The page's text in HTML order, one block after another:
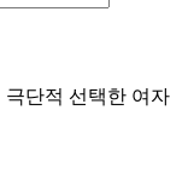
단적 선택한 여자